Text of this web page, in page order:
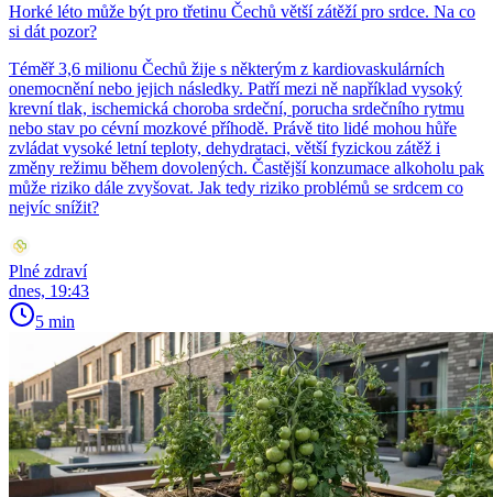
Horké léto může být pro třetinu Čechů větší zátěží pro srdce. Na co
si dát pozor?
Téměř 3,6 milionu Čechů žije s některým z kardiovaskulárních
onemocnění nebo jejich následky. Patří mezi ně například vysoký
krevní tlak, ischemická choroba srdeční, porucha srdečního rytmu
nebo stav po cévní mozkové příhodě. Právě tito lidé mohou hůře
zvládat vysoké letní teploty, dehydrataci, větší fyzickou zátěž i
změny režimu během dovolených. Častější konzumace alkoholu pak
může riziko dále zvyšovat. Jak tedy riziko problémů se srdcem co
nejvíc snížit?
Plné zdraví
dnes, 19:43
5 min